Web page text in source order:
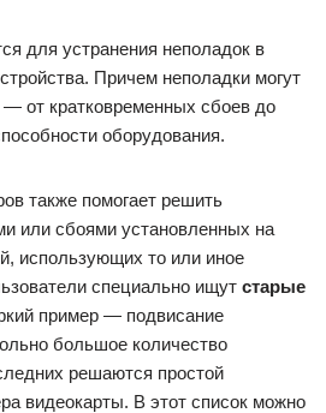
для устранения неполадок в
Причем неполадки могут
— от кратковременных сбоев до
оборудования.
также помогает решить
или сбоями установленных на
использующих то или иное
специально ищут старые
пример — подвисание
большое количество
решаются простой
видеокарты. В этот список можно